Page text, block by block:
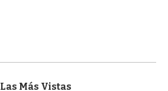
Las Más Vistas